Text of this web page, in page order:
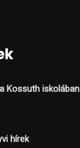
Kossuth iskolában
hírek